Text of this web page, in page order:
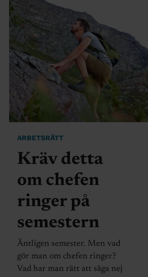
ARBETSRÄTT
Kräv detta
om chefen
ringer på
semestern
Äntligen semester. Men vad
gör man om chefen ringer?
Vad har man rätt att säga nej